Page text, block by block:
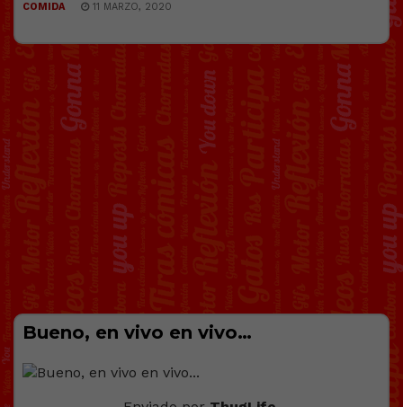
COMIDA 11 MARZO, 2020
Bueno, en vivo en vivo…